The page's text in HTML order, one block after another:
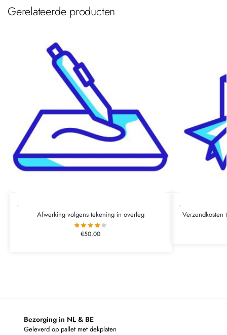
Gerelateerde producten
,
Afwerking volgens tekening in overleg
€50,00
,
Verzendkosten
Bezorging in NL & BE
Geleverd op pallet met dekplaten